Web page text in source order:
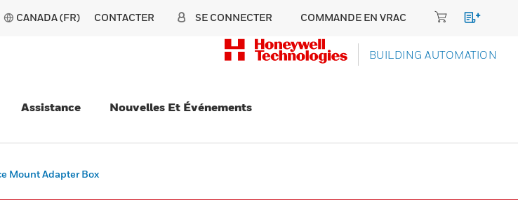
CANADA (FR) CONTACTER SE CONNECTER COMMANDE EN VRAC
BUILDING AUTOMATION
Assistance Nouvelles Et Événements
Mount Adapter Box